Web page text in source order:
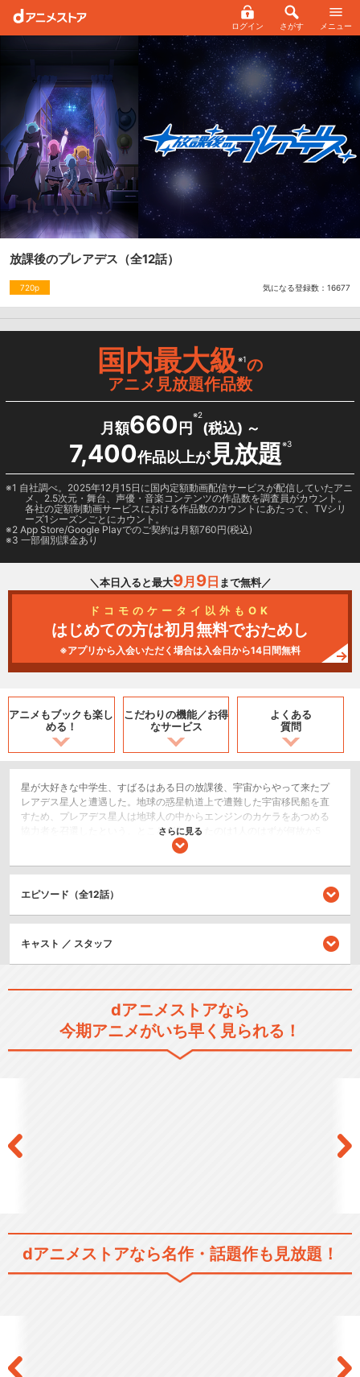
ログイン さがす メニュー
放課後のプレアデス （全12話）
720p 気になる登録数： 16677
国内最大級※1の
アニメ見放題作品数
月額660 円
※2
(税込) ～
7,400作品以上が見放題※3
1 自社調べ。2025年12月15日に国内定額動画配信サービスが配信していたアニ
メ、2.5次元・舞台、声優・音楽コンテンツの作品数を調査員がカウント。
各社の定額制動画サービスにおける作品数のカウントにあたって、TVシリ
ーズ1シーズンごとにカウント。
2 App Store/Google Playでのご契約は月額760円(税込)
3 一部個別課金あり
＼本日入ると最大9月 9日 まで無料／
ドコモのケータイ以外もOK
はじめての方は初月無料でおためし
※アプリから入会いただく場合は入会日から14日間無料
アニメもブックも楽し
める！
こだわりの機能／お得
なサービス
よくある
質問
星が大好きな中学生、すばるはある日の放課後、宇宙からやって来たプ
レアデス星人と遭遇した。地球の惑星軌道上で遭難した宇宙移民船を直
すため、プレアデス星人は地球人の中からエンジンのカケラをあつめる
協力者を召還したという。ところが集まったのは1人のはずが何故か5
人！｢魔法使い｣に任命された5人の少女たちはそれぞれ何かが足りていな
少年まで現れて、こんなことでエンジンのカケラを回収して宇宙船を直
すことはできるのか？？かわいそうな宇宙人を助けようと、未熟さゆえ
の無限の可能性の力を武器に、友情を培いつつ、カケラあつめに飛びま
わるすばるたち5人。宇宙と時を翔る、希望の物語。
SF/ファンタジー
さらに見る
エピソード（全12話）
キャスト ／ スタッフ
dアニメストアなら
今期アニメがいち早く見られる！
dアニメストアなら名作・話題作も見放題！